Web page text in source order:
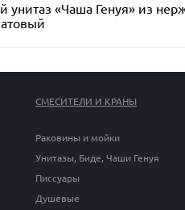
унитаз «Чаша Генуя» из
СМЕСИТЕЛИ И КРАНЫ
Раковины и мойки
Унитазы, Биде, Чаши Генуя
Писсуары
Душевые